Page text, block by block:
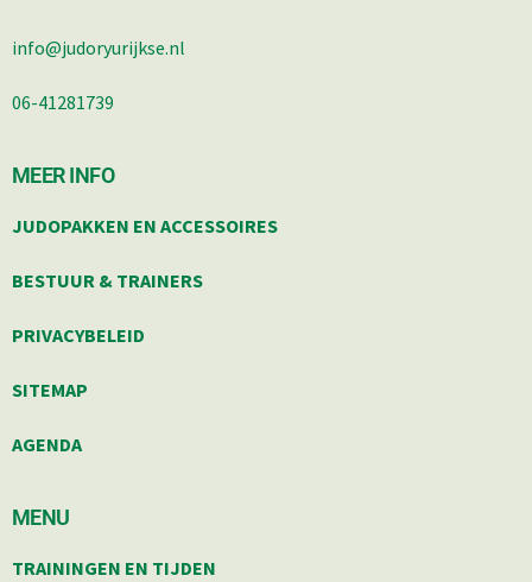
info@judoryurijkse.nl
06-41281739
MEER INFO
JUDOPAKKEN EN ACCESSOIRES
BESTUUR & TRAINERS
PRIVACYBELEID
SITEMAP
AGENDA
MENU
TRAININGEN EN TIJDEN